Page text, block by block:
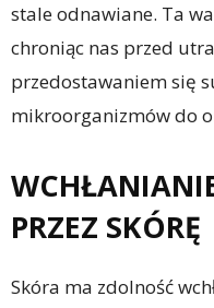
stale odnawiane. Ta
chroniąc nas przed
przedostawaniem się
mikroorganizmów do
PRZEZ SKÓRĘ
Skóra ma zdolność